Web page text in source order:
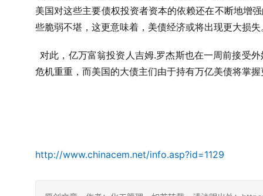
美国对这些主要债权投资者资本的依赖还在不断地增
些脆弱不堪，这更意味着，美债经济或将出现更大损失
对此，亿万富翁投资人吉姆.罗杰斯也在一周前接受
危机重重，而美国的大债主们由于持有万亿美债将掌
http://www.chinacem.net/info.asp?id=1129